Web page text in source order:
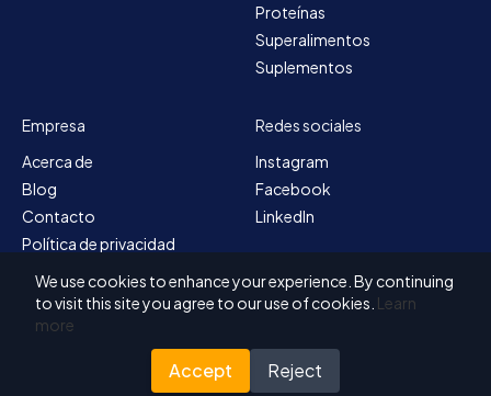
Proteínas
Superalimentos
Suplementos
Empresa
Acerca de
Blog
Contacto
Política de privacidad
Mapa del sitio
Términos y condiciones
Redes sociales
Instagram
Facebook
LinkedIn
Diseñado para Nutrada
We use cookies to enhance your experience. By continuing
to visit this site you agree to our use of cookies. Learn
more
Accept Reject